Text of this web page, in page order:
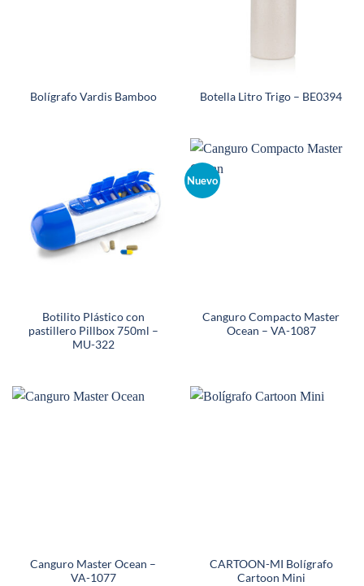
Bolígrafo Vardis Bamboo Botella Litro Trigo – BE0394
Botilito Plástico con
pastillero Pillbox 750ml –
MU-322
Nuevo
Canguro Compacto Master
Ocean – VA-1087
Canguro Master Ocean –
VA-1077
CARTOON-MI Bolígrafo
Cartoon Mini